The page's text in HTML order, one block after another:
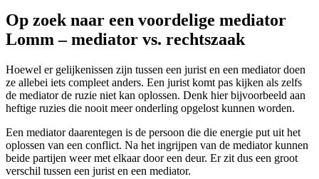
Op zoek naar een voordelige mediator
Lomm – mediator vs. rechtszaak
Hoewel er gelijkenissen zijn tussen een jurist en een mediator doen
ze allebei iets compleet anders. Een jurist komt pas kijken als zelfs
de mediator de ruzie niet kan oplossen. Denk hier bijvoorbeeld aan
heftige ruzies die nooit meer onderling opgelost kunnen worden.
Een mediator daarentegen is de persoon die die energie put uit het
oplossen van een conflict. Na het ingrijpen van de mediator kunnen
beide partijen weer met elkaar door een deur. Er zit dus een groot
verschil tussen een jurist en een mediator.